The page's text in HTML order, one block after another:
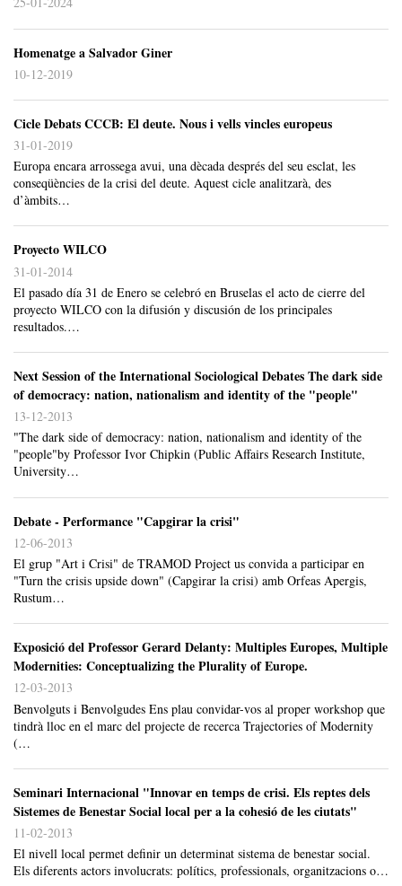
Homenatge a Salvador Giner
10-12-2019
Cicle Debats CCCB: El deute. Nous i vells vincles europeus
31-01-2019
Europa encara arrossega avui, una dècada després del seu esclat, les
conseqüències de la crisi del deute. Aquest cicle analitzarà, des
d’àmbits…
Proyecto WILCO
31-01-2014
El pasado día 31 de Enero se celebró en Bruselas el acto de cierre del
proyecto WILCO con la difusión y discusión de los principales
resultados.…
Next Session of the International Sociological Debates The dark side
of democracy: nation, nationalism and identity of the "people"
13-12-2013
"The dark side of democracy: nation, nationalism and identity of the
"people"by Professor Ivor Chipkin (Public Affairs Research Institute,
University…
Debate - Performance "Capgirar la crisi"
12-06-2013
El grup "Art i Crisi" de TRAMOD Project us convida a participar en
"Turn the crisis upside down" (Capgirar la crisi) amb Orfeas Apergis,
Rustum…
Exposició del Professor Gerard Delanty: Multiples Europes, Multiple
Modernities: Conceptualizing the Plurality of Europe.
12-03-2013
Benvolguts i Benvolgudes Ens plau convidar-vos al proper workshop que
tindrà lloc en el marc del projecte de recerca Trajectories of Modernity
(…
Seminari Internacional "Innovar en temps de crisi. Els reptes dels
Sistemes de Benestar Social local per a la cohesió de les ciutats"
11-02-2013
El nivell local permet definir un determinat sistema de benestar social.
Els diferents actors involucrats: polítics, professionals, organitzacions o…